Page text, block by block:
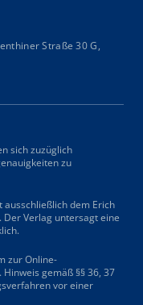
Straße 30 G,
sich zuzüglich
zu
ausschließlich dem Erich
Der Verlag untersagt eine
zur Online-
gemäß §§ 36, 37
vor einer